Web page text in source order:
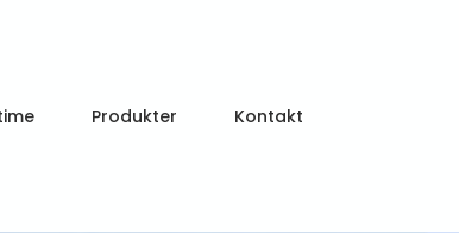
Produkter Kontakt